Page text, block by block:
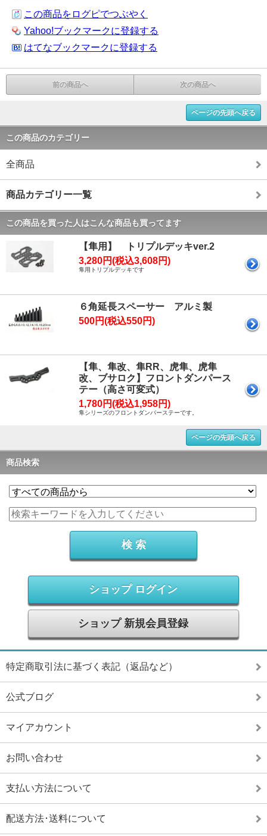
この商品をログピでつぶやく
Yahoo!ブックマークに登録する
はてなブックマークに登録する
前の商品へ 次の商品へ
ページの先頭へ戻る
この商品のカテゴリー
全商品
商品カテゴリー一覧
この商品を買った人はこんな商品も買ってます
【隼用】 トリプルデッキver.2
3,280円(税込3,608円)
隼用トリプルデッキです
６角延長スペーサー アルミ製
500円(税込550円)
【隼、隼改、隼RR、虎隼、虎隼
改、ブサロク】フロントダンパース
テー（高さ可変式）
1,780円(税込1,958円)
隼シリーズのフロントダンパーステーです。
ページの先頭へ戻る
商品検索
ショップ ログイン
ショップ 新規会員登録
特定商取引法に基づく表記（返品など）
公式ブログ
マイアカウント
お問い合わせ
支払い方法について
配送方法･送料について